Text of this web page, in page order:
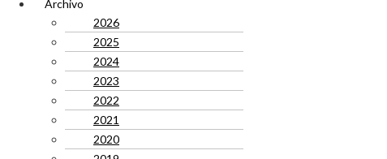
Archivo
2026
2025
2024
2023
2022
2021
2020